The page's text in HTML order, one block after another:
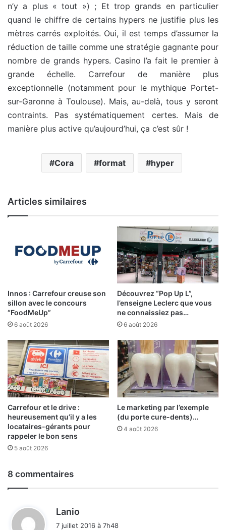
n’y a plus « tout ») ; Et trop grands en particulier
quand le chiffre de certains hypers ne justifie plus les
mètres carrés exploités. Oui, il est temps d’assumer la
réduction de taille comme une stratégie gagnante pour
nombre de grands hypers. Casino l’a fait le premier à
grande échelle. Carrefour de manière plus
exceptionnelle (notamment pour le mythique Portet-
sur-Garonne à Toulouse). Mais, au-delà, tous y seront
contraints. Pas systématiquement certes. Mais de
manière plus active qu’aujourd’hui, ça c’est sûr !
Cora format hyper
Articles similaires
Innos : Carrefour creuse son
sillon avec le concours
“FoodMeUp”
6 août 2026
Découvrez “Pop Up L”,
l’enseigne Leclerc que vous
ne connaissiez pas…
6 août 2026
Carrefour et le drive :
heureusement qu’il y a les
locataires-gérants pour
rappeler le bon sens
5 août 2026
Le marketing par l’exemple
(du porte cure-dents)…
4 août 2026
8 commentaires
Lanio
7 juillet 2016 à 7h48